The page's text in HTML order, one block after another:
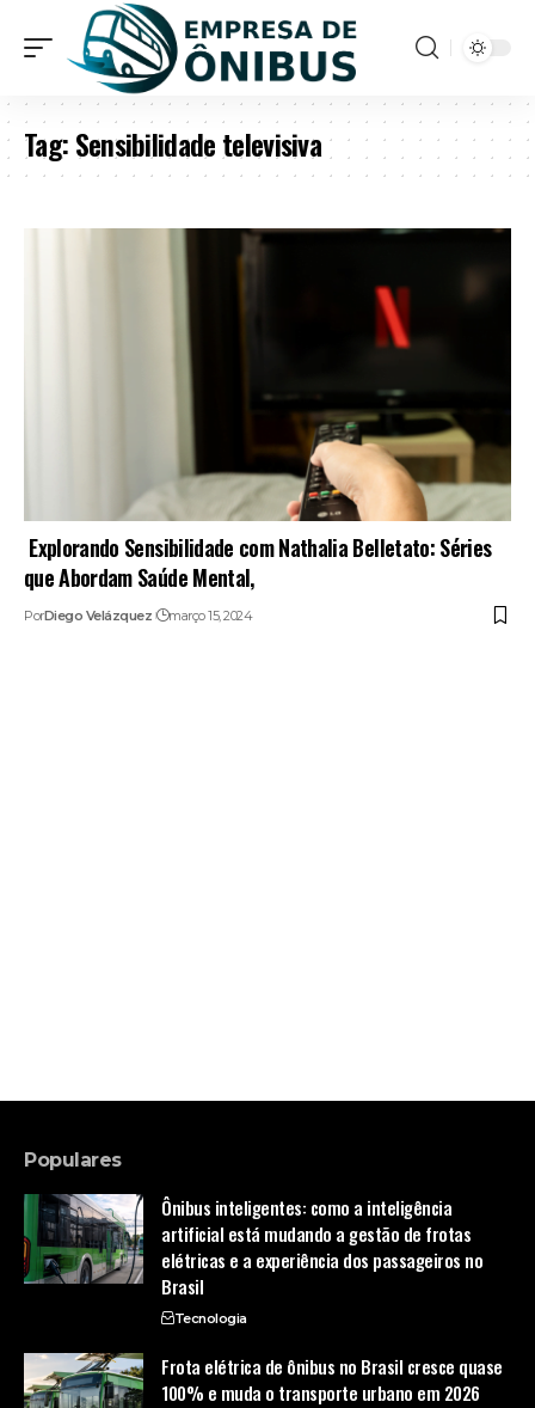
Tag:Sensibilidade televisiva
Explorando Sensibilidade com Nathalia Belletato: Séries
que Abordam Saúde Mental,
PorDiego Velázquez março 15, 2024
Populares
Ônibus inteligentes: como a inteligência
artificial está mudando a gestão de frotas
elétricas e a experiência dos passageiros no
Brasil
Tecnologia
Frota elétrica de ônibus no Brasil cresce quase
100% e muda o transporte urbano em 2026